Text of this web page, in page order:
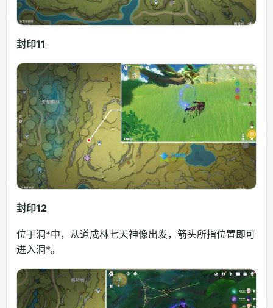
封印11
封印12
位于洞*中，从道成林七天神像出发，箭头所指位置即可
进入洞*。